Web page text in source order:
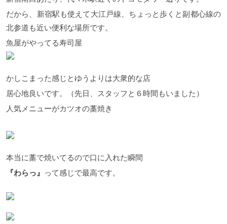
だから、新宿駅も使えて大江戸線、ちょっと歩くと副都心線の
北参道も近い便利な場所です。
魚屋がやってる寿司屋
かしこまった感じとゆうよりは大衆的な店
居心地良いです。（先日、スタッフと６時間もいました）
人気メニューがカツオの藁焼き
本当に藁で焼いてるので口に入れた瞬間
『わらっ』
って感じで最高です。